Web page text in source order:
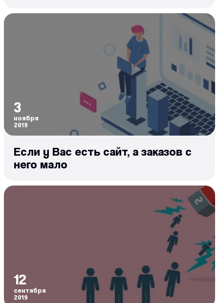
3
ноября
2019
Если у Вас есть сайт, а заказов с
него мало
12
сентября
2019